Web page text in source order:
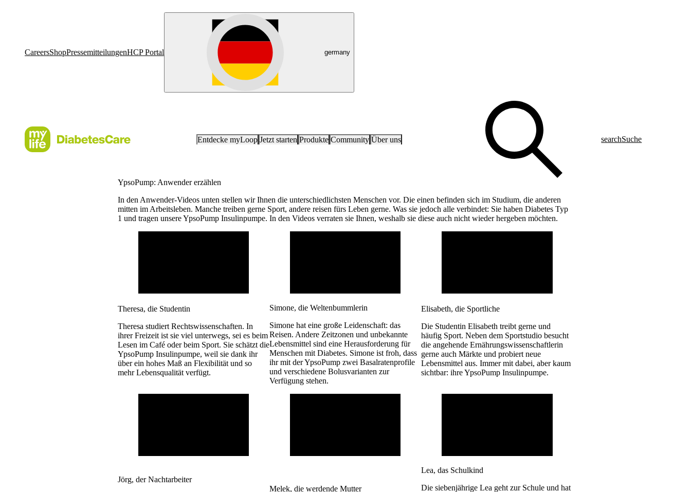
CareersShopPressemitteilungenHCP Portal germany
Entdecke myLoop Jetzt starten Produkte Community Über uns searchSuche
YpsoPump: Anwender erzählen
In den Anwender-Videos unten stellen wir Ihnen die unterschiedlichsten Menschen vor. Die einen befinden sich im Studium, die anderen
mitten im Arbeitsleben. Manche treiben gerne Sport, andere reisen fürs Leben gerne. Was sie jedoch alle verbindet: Sie haben Diabetes Typ
1 und tragen unsere YpsoPump Insulinpumpe. In den Videos verraten sie Ihnen, weshalb sie diese auch nicht wieder hergeben möchten.
Theresa, die Studentin
Theresa studiert Rechtswissenschaften. In
ihrer Freizeit ist sie viel unterwegs, sei es beim
Lesen im Café oder beim Sport. Sie schätzt die
YpsoPump Insulinpumpe, weil sie dank ihr
über ein hohes Maß an Flexibilität und so
mehr Lebensqualität verfügt.
Simone, die Weltenbummlerin
Simone hat eine große Leidenschaft: das
Reisen. Andere Zeitzonen und unbekannte
Lebensmittel sind eine Herausforderung für
Menschen mit Diabetes. Simone ist froh, dass
ihr mit der YpsoPump zwei Basalratenprofile
und verschiedene Bolusvarianten zur
Verfügung stehen.
Elisabeth, die Sportliche
Die Studentin Elisabeth treibt gerne und
häufig Sport. Neben dem Sportstudio besucht
die angehende Ernährungs­wissen­schaftlerin
gerne auch Märkte und probiert neue
Lebensmittel aus. Immer mit dabei, aber kaum
sichtbar: ihre YpsoPump Insulinpumpe.
Jörg, der Nachtarbeiter
Melek, die werdende Mutter
Lea, das Schulkind
Die siebenjährige Lea geht zur Schule und hat